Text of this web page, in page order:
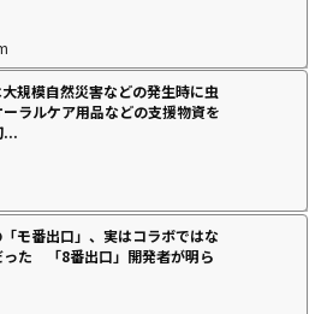
規模自然災害などの発生時に虫
ラルケア用品などの支援物資を
モ番出口」、実はコラボではな
った 「8番出口」開発者が明ら